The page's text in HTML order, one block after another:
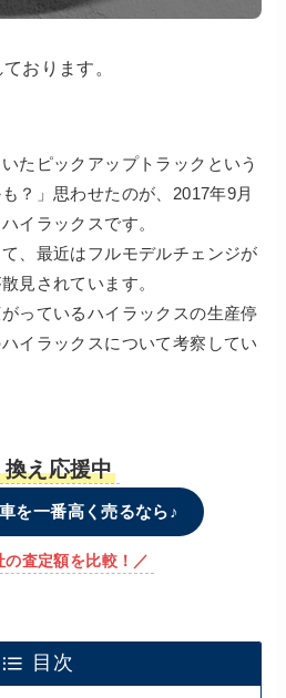
おります。
たピックアップトラックという
？」思わせたのが、2017年9月
イラックスです。
、最近はフルモデルチェンジが
見されています。
っているハイラックスの生産停
イラックスについて考察してい
換え応援中
を一番高く売るなら♪
の査定額を比較！／
目次